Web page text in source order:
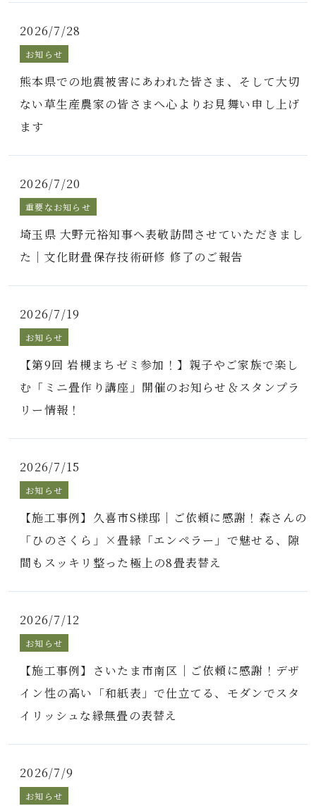
2026/7/28
お知らせ
熊本県での地震被害にあわれた皆さま、そして大切
ない草生産農家の皆さまへ心よりお見舞い申し上げ
ます
2026/7/20
重要なお知らせ
埼玉県 大野元裕知事へ表敬訪問させていただきまし
た｜文化財畳保存技術研修 修了のご報告
2026/7/19
お知らせ
【第9回 岩槻まちゼミ参加！】親子やご家族で楽し
む「ミニ畳作り講座」開催のお知らせ＆スタンプラ
リー情報！
2026/7/15
お知らせ
【施工事例】久喜市S様邸｜ご依頼に感謝！森さんの
「ひのさくら」×畳縁「エンペラー」で魅せる、隙
間もスッキリ整った極上の8畳表替え
2026/7/12
お知らせ
【施工事例】さいたま市南区｜ご依頼に感謝！デザ
イン性の高い「和紙表」で仕立てる、モダンでスタ
イリッシュな縁無畳の表替え
2026/7/9
お知らせ